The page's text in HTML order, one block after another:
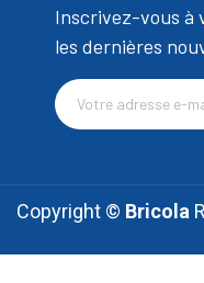
Inscrivez-vous à
les dernières
Copyright © Bricola